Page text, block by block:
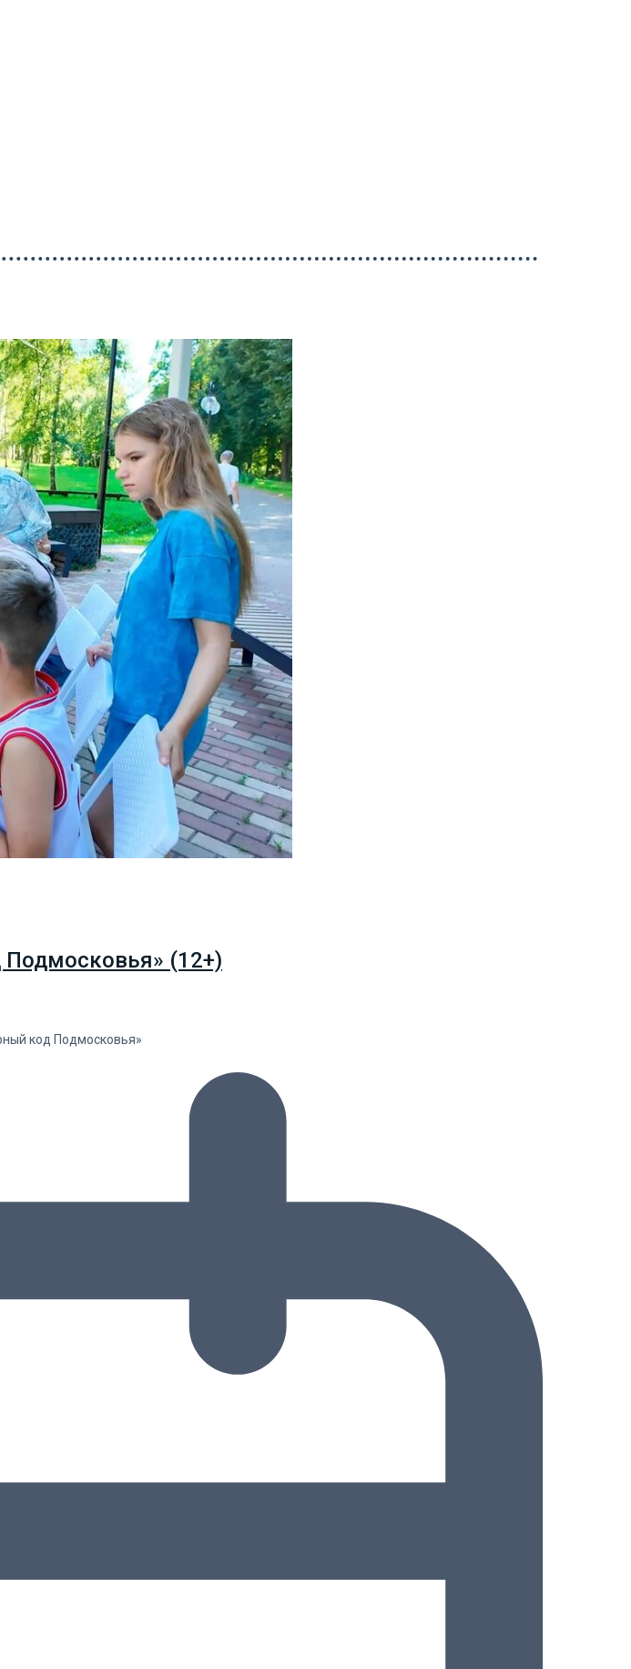
(12+)
код Подмосковья»